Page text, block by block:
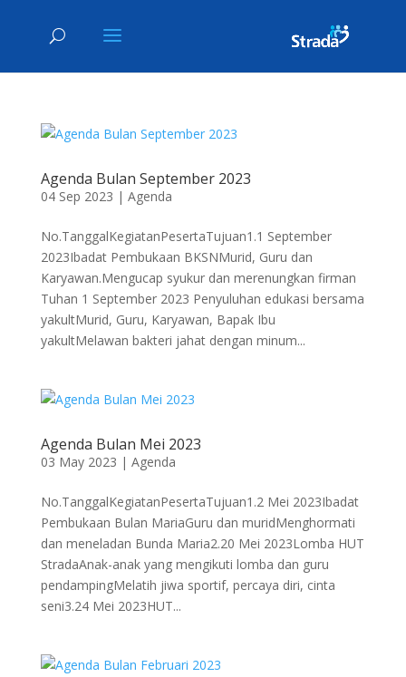
Agenda Bulan September 2023
04 Sep 2023 | Agenda
No.TanggalKegiatanPesertaTujuan1.1 September
2023Ibadat Pembukaan BKSNMurid, Guru dan
Karyawan.Mengucap syukur dan merenungkan firman
Tuhan 1 September 2023 Penyuluhan edukasi bersama
yakultMurid, Guru, Karyawan, Bapak Ibu
yakultMelawan bakteri jahat dengan minum...
Agenda Bulan Mei 2023
03 May 2023 | Agenda
No.TanggalKegiatanPesertaTujuan1.2 Mei 2023Ibadat
Pembukaan Bulan MariaGuru dan muridMenghormati
dan meneladan Bunda Maria2.20 Mei 2023Lomba HUT
StradaAnak-anak yang mengikuti lomba dan guru
pendampingMelatih jiwa sportif, percaya diri, cinta
seni3.24 Mei 2023HUT...